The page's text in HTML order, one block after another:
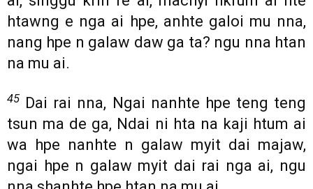
htawng e nga ai hpe, anhte galoi mu nna,
nang hpe n galaw daw ga ta? ngu nna htan
na mu ai.
45 Dai rai nna, Ngai nanhte hpe teng teng
tsun ma de ga, Ndai ni hta na kaji htum ai
wa hpe nanhte n galaw myit dai majaw,
ngai hpe n galaw myit dai rai nga ai, ngu